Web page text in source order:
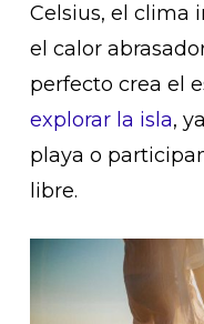
Celsius, el clima
el calor
perfecto crea el
explorar la isla,
playa o
libre.